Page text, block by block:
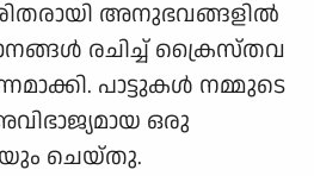
അനുഭവങ്ങളിൽ
രചിച്ച് ക്രൈസ്തവ
പാട്ടുകൾ നമ്മുടെ
ഒരു
ചെയ്തു.